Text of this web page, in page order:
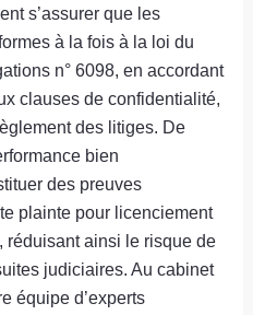
s’assurer que les
à la fois à la loi du
n° 6098, en accordant
clauses de confidentialité,
des litiges. De
bien
des preuves
plainte pour licenciement
réduisant ainsi le risque de
judiciaires. Au cabinet
équipe d’experts